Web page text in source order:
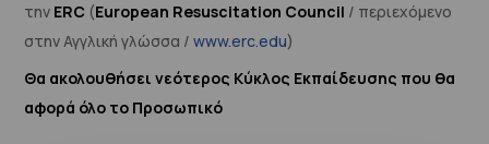
την ERC (European Resuscitation Council / περιεχόμενο
στην Αγγλική γλώσσα /www.erc.edu)
Θα ακολουθήσει νεότερος Κύκλος Εκπαίδευσης που θα
αφορά όλο το Προσωπικό